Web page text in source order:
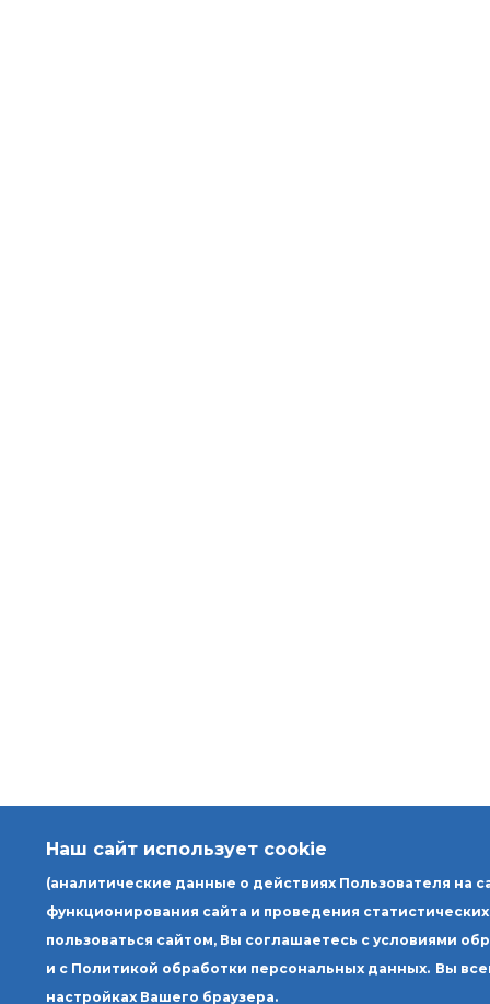
Наш сайт использует cookie
(аналитические данные о действиях Пользователя на
функционирования сайта и проведения
пользоваться сайтом, Вы соглашаетесь с условиями
и с Политикой обработки персональных данных. Вы
настройках Вашего браузера.